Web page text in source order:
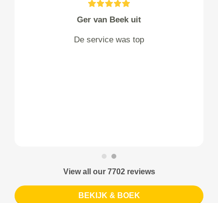
Ger van Beek uit
De service was top
View all our 7702 reviews
BEKIJK & BOEK